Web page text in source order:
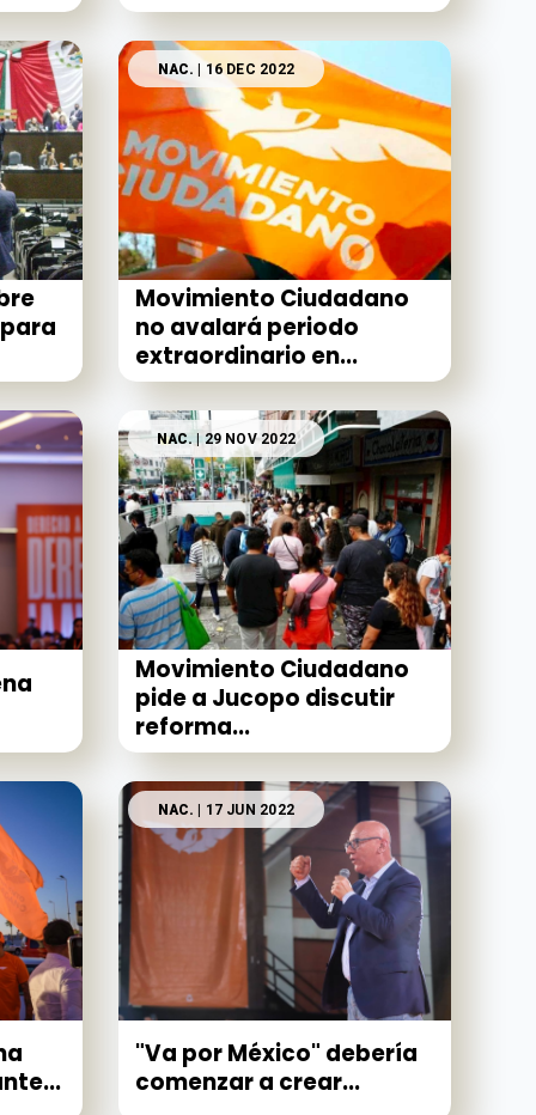
NAC. | 16 DEC 2022
Movimiento Ciudadano
no avalará periodo
extraordinario en...
NAC.| 29 NOV 2022
Movimiento Ciudadano
pide a Jucopo discutir
reforma...
NAC. | 17 JUN 2022
"Va por México" debería
comenzar a crear...